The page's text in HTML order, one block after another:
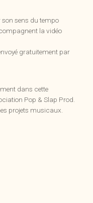
sens du tempo
la vidéo
gratuitement par
dans cette
Pop & Slap Prod.
projets musicaux.